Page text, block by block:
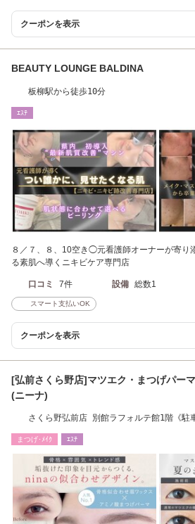
クーポンを表示
BEAUTY LOUNGE BALDINA
板柳駅から徒歩10分
ｴｽﾃ
８／７、８、10空き◯元看護師オーナーが寄り
る素肌へ導くニキビケア専門店
口コミ 7件 設備 総数1
スマート支払いOK
クーポンを表示
[弘前さくら野店]マツエク・まつげパー
(ニーナ)
さくら野弘前店 別館ラフォルテ館1階《駐
まつげ･ﾒｲｸ ｴｽﾃ